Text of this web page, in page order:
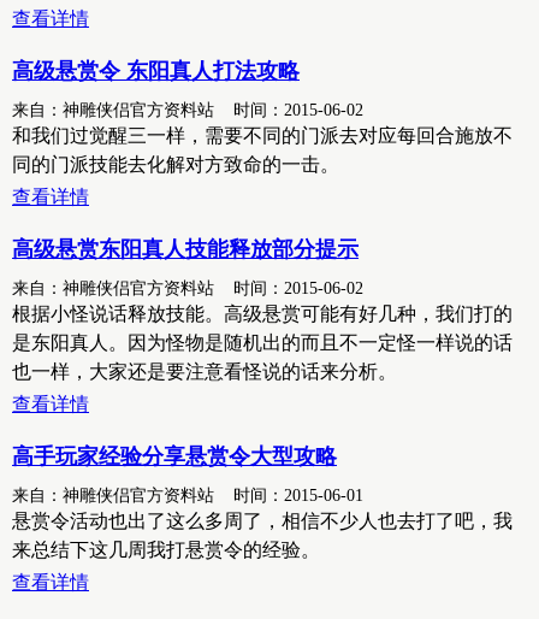
查看详情
高级悬赏令 东阳真人打法攻略
来自：神雕侠侣官方资料站 时间：2015-06-02
和我们过觉醒三一样，需要不同的门派去对应每回合施放不
同的门派技能去化解对方致命的一击。
查看详情
高级悬赏东阳真人技能释放部分提示
来自：神雕侠侣官方资料站 时间：2015-06-02
根据小怪说话释放技能。高级悬赏可能有好几种，我们打的
是东阳真人。因为怪物是随机出的而且不一定怪一样说的话
也一样，大家还是要注意看怪说的话来分析。
查看详情
高手玩家经验分享悬赏令大型攻略
来自：神雕侠侣官方资料站 时间：2015-06-01
悬赏令活动也出了这么多周了，相信不少人也去打了吧，我
来总结下这几周我打悬赏令的经验。
查看详情